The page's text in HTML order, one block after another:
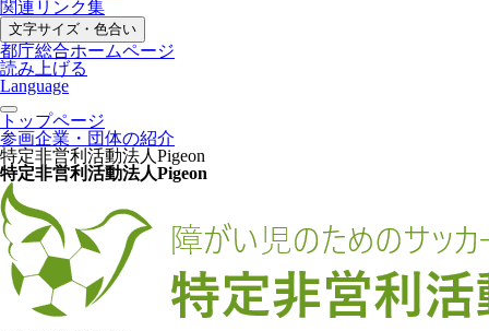
関連リンク集
文字サイズ・色合い
都庁総合ホームページ
読み上げる
Language
トップページ
参画企業・団体の紹介
特定非営利活動法人Pigeon
特定非営利活動法人Pigeon